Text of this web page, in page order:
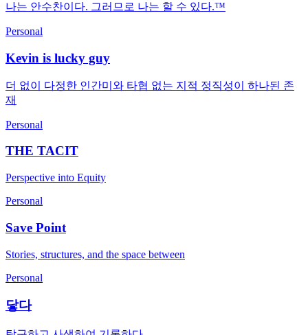
나는 안수찬이다. 그러므로 나는 할 수 있다.™
Personal
Kevin is lucky guy
더 없이 다정한 인간미와 타협 없는 지적 정직성이 하나된 존
재
Personal
THE TACIT
Perspective into Equity
Personal
Save Point
Stories, structures, and the space between
Personal
닿다